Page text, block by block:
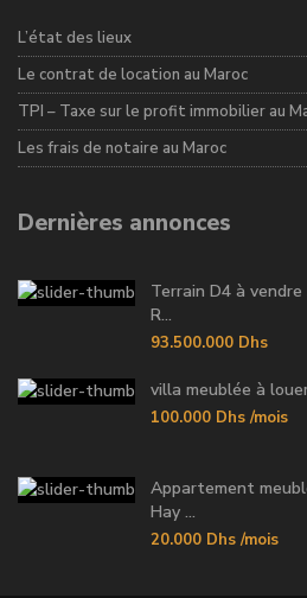
L’état des lieux
Le contrat de location au Maroc
TPI – Taxe sur le profit immobilier au
Les frais de notaire au Maroc
Dernières annonces
Terrain D4 à vendre
R...
93.500.000 Dhs
villa meublée à
100.000 Dhs /mois
Appartement
Hay ...
20.000 Dhs /mois